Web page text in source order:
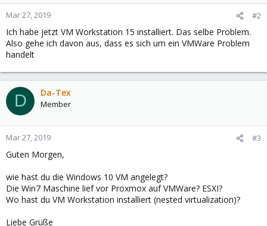
Mar 27, 2019 #2
Ich habe jetzt VM Workstation 15 installiert. Das selbe Problem.
Also gehe ich davon aus, dass es sich um ein VMWare Problem
handelt
D Da-Tex
Member
Mar 27, 2019 #3
Guten Morgen,
wie hast du die Windows 10 VM angelegt?
Die Win7 Maschine lief vor Proxmox auf VMWare? ESXI?
Wo hast du VM Workstation installiert (nested virtualization)?
Liebe Grüße